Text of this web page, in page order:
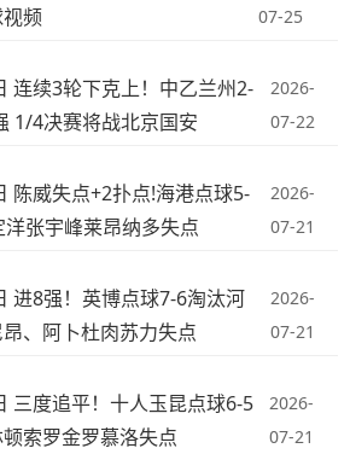
频
07-25
连续3轮下克上！中乙兰州2-
1/4决赛将战北京国安
2026-
07-22
陈威失点+2扑点!海港点球5-
张宇峰莱昂纳多失点
2026-
07-21
进8强！英博点球7-6淘汰河
、阿卜杜肉苏力失点
2026-
07-21
三度追平！十人玉昆点球6-5
索罗金罗慕洛失点
2026-
07-21